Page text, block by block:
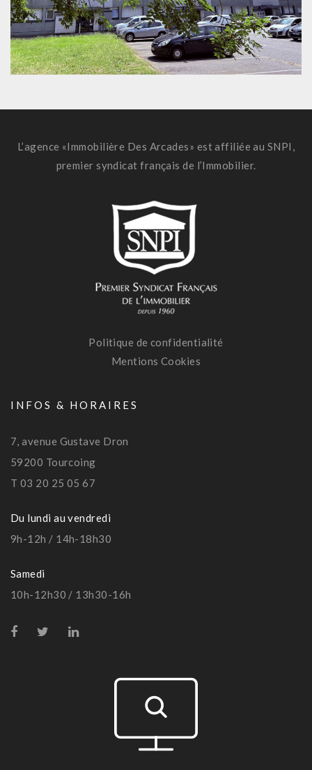
L’agence «Immobilière Des Arcades» est affiliée au SNPI,
premier syndicat français de l’Immobilier.
Politique de confidentialité
Mentions Cookies
INFOS & HORAIRES
7, avenue Gustave Dron
59200 Tourcoing
T 03 20 25 05 67
Du lundi au vendredi
9h-12h / 14h-18h30
Samedi
10h-12h30 / 13h30-16h